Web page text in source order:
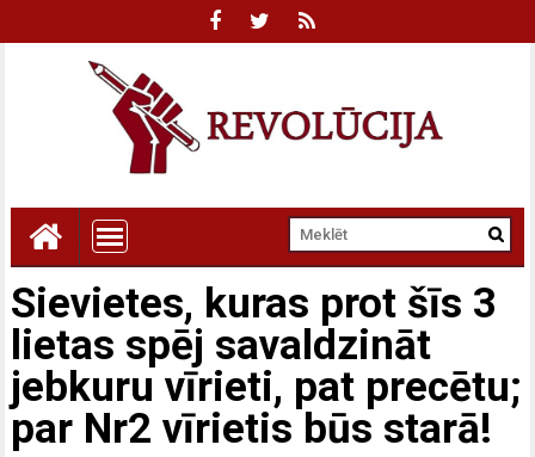
Sievietes, kuras prot šīs 3
lietas spēj savaldzināt
jebkuru vīrieti, pat precētu;
par Nr2 vīrietis būs starā!